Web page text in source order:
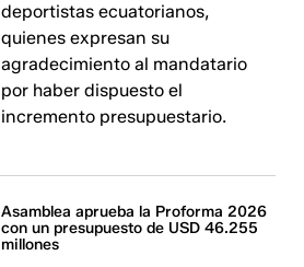
deportistas ecuatorianos,
quienes expresan su
agradecimiento al mandatario
por haber dispuesto el
incremento presupuestario.
Asamblea aprueba la Proforma 2026
con un presupuesto de USD 46.255
millones